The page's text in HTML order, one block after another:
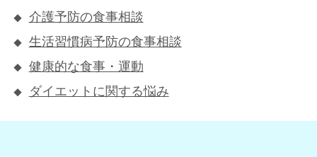
介護予防の食事相談
生活習慣病予防の食事相談
健康的な食事・運動
ダイエットに関する悩み